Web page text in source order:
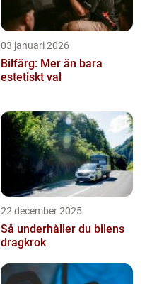
03 januari 2026
Bilfärg: Mer än bara
estetiskt val
22 december 2025
Så underhåller du bilens
dragkrok